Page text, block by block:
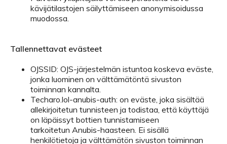
kävijätilastojen säilyttämiseen anonymisoidussa
muodossa.
Tallennettavat evästeet
OJSSID: OJS-järjestelmän istuntoa koskeva eväste,
jonka luominen on välttämätöntä sivuston
toiminnan kannalta.
Techaro.lol-anubis-auth: on eväste, joka sisältää
allekirjoitetun tunnisteen ja todistaa, että käyttäjä
on läpäissyt bottien tunnistamiseen
tarkoitetun Anubis-haasteen. Ei sisällä
henkilötietoja ja välttämätön sivuston toiminnan